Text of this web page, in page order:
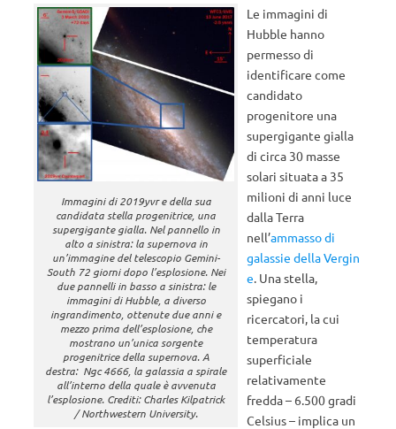
Immagini di 2019yvr e della sua
candidata stella progenitrice, una
supergigante gialla. Nel pannello in
alto a sinistra: la supernova in
un’immagine del telescopio Gemini-
South 72 giorni dopo l’esplosione. Nei
due pannelli in basso a sinistra: le
immagini di Hubble, a diverso
ingrandimento, ottenute due anni e
mezzo prima dell’esplosione, che
mostrano un’unica sorgente
progenitrice della supernova. A
destra: Ngc 4666, la galassia a spirale
all’interno della quale è avvenuta
l’esplosione. Crediti: Charles Kilpatrick
/ Northwestern University.
Le immagini di
Hubble hanno
permesso di
identificare come
candidato
progenitore una
supergigante gialla
di circa 30 masse
solari situata a 35
milioni di anni luce
dalla Terra
nell’ammasso di
galassie della Vergin
e. Una stella,
spiegano i
ricercatori, la cui
temperatura
superficiale
relativamente
fredda – 6.500 gradi
Celsius – implica un